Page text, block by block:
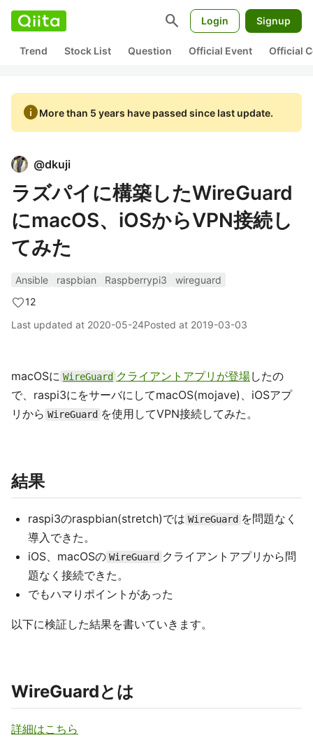
search Login Signup
Trend Stock List Question Official Event Official
infoMore than 5 years have passed since last update.
@dkuji
ラズパイに構築したWireGuard
にmacOS、iOSからVPN接続し
てみた
Ansible raspbian Raspberrypi3
wireguard
12
Last updated at 2020-05-24Posted at 2019-03-03
macOSに WireGuard クライアントアプリが登場したの
で、raspi3にをサーバにしてmacOS(mojave)、iOSアプ
リから WireGuard を使用してVPN接続してみた。
結果
raspi3のraspbian(stretch)では WireGuard を問題なく
導入できた。
iOS、macOSの WireGuard クライアントアプリから問
題なく接続できた。
でもハマりポイントがあった
以下に検証した結果を書いていきます。
WireGuardとは
詳細はこちら